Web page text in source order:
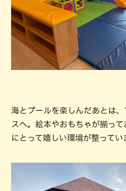
海とプールを楽しんだあとは
スへ。絵本やおもちゃが揃っ
にとって嬉しい環境が整ってい